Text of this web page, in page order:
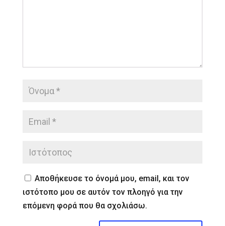
Αποθήκευσε το όνομά μου, email, και τον
ιστότοπο μου σε αυτόν τον πλοηγό για την
επόμενη φορά που θα σχολιάσω.